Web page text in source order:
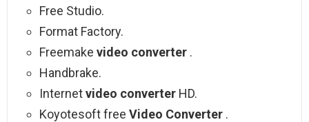
Free Studio.
Format Factory.
Freemake video converter .
Handbrake.
Internetvideo converter HD.
Koyotesoft free Video Converter .